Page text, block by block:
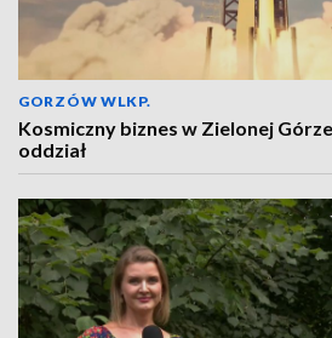
GORZÓW WLKP.
Kosmiczny biznes w Zielonej
oddział